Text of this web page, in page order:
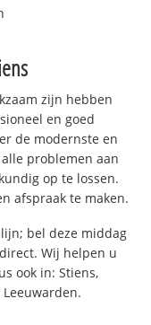
zijn hebben
en goed
de modernste en
problemen aan
op te lossen.
afspraak te maken.
bel deze middag
Wij helpen u
ook in: Stiens,